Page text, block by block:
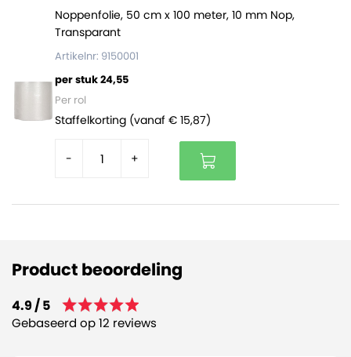
Noppenfolie, 50 cm x 100 meter, 10 mm Nop,
Transparant
Artikelnr: 9150001
per stuk 24,55
Per rol
Staffelkorting (vanaf € 15,87)
- +
Product beoordeling
4.9 / 5
Gebaseerd op 12 reviews